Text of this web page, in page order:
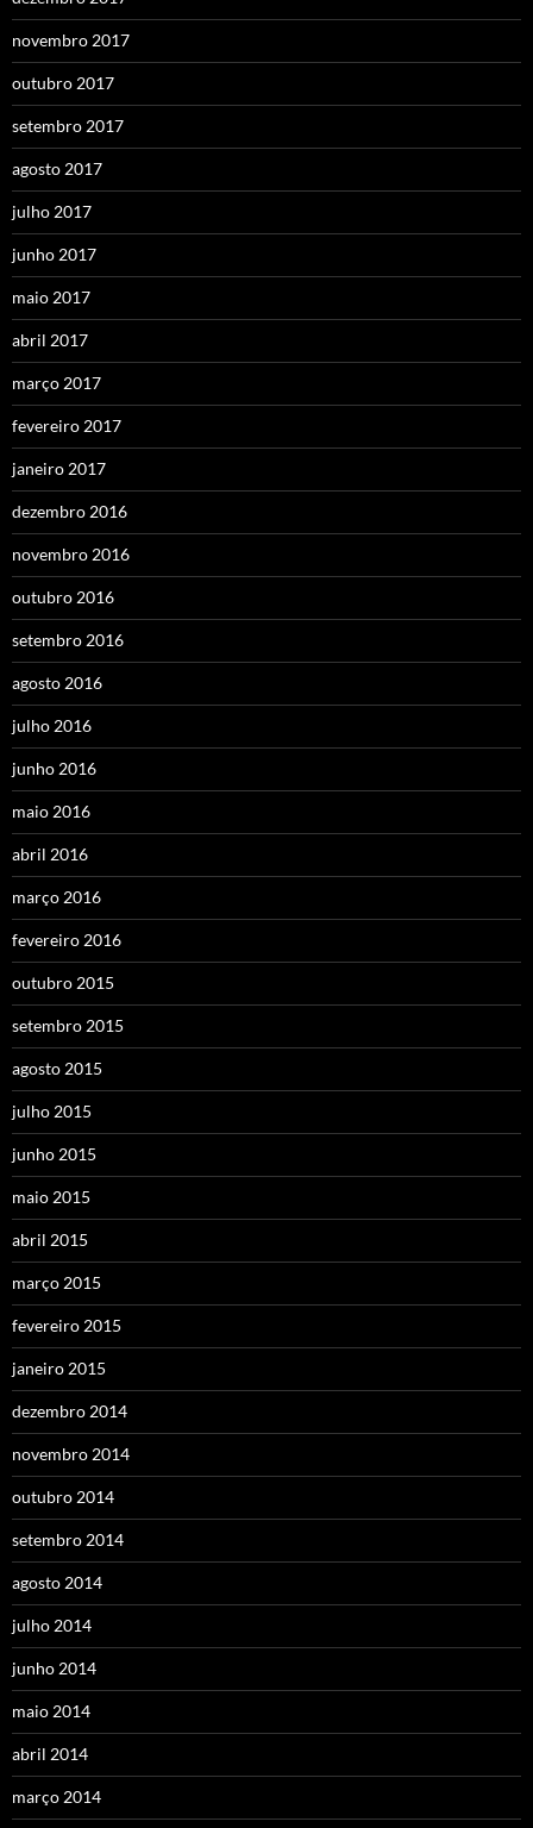
novembro 2017
outubro 2017
setembro 2017
agosto 2017
julho 2017
junho 2017
maio 2017
abril 2017
março 2017
fevereiro 2017
janeiro 2017
dezembro 2016
novembro 2016
outubro 2016
setembro 2016
agosto 2016
julho 2016
junho 2016
maio 2016
abril 2016
março 2016
fevereiro 2016
outubro 2015
setembro 2015
agosto 2015
julho 2015
junho 2015
maio 2015
abril 2015
março 2015
fevereiro 2015
janeiro 2015
dezembro 2014
novembro 2014
outubro 2014
setembro 2014
agosto 2014
julho 2014
junho 2014
maio 2014
abril 2014
março 2014